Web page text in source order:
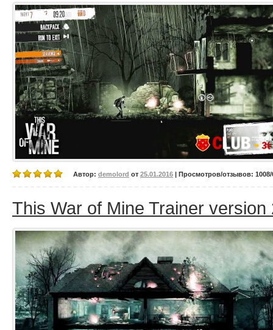
Автор: demolord от 25.01.2016 | Просмотров/отзывов: 1008/
This War of Mine Trainer version